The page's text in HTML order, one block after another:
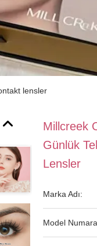
lensler
Millcreek
Günlük
Lensler
Marka Adı:
Model